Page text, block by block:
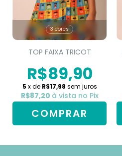
3 cores
TOP FAIXA TRICOT
R$89,90
5 x de R$17,98 sem juros
R$87,20 à vista no Pix
COMPRAR